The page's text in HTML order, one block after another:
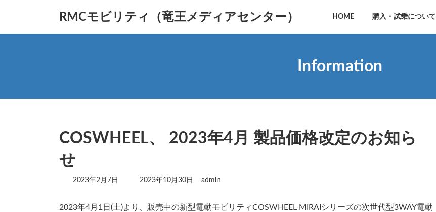
ン
プ
ー
動
RMCモビリティ（竜王メディアセンター） HOME 購入・試乗について
Information
COSWHEEL、 2023年4月 製品価格改定のお知ら
せ
2023年2月7日
最
2023年10月30日 admin
2023年4月1日(土)より、販売中の新型電動モビリティCOSWHEEL MIRAIシリーズの次世代型3WAY電動